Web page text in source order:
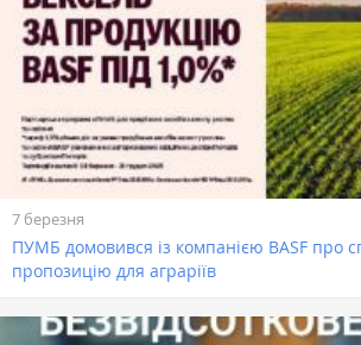
7 березня
ПУМБ домовився із компанією BASF про
пропозицію для аграріїв